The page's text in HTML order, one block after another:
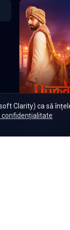
Clarity) ca să
confidențialitate